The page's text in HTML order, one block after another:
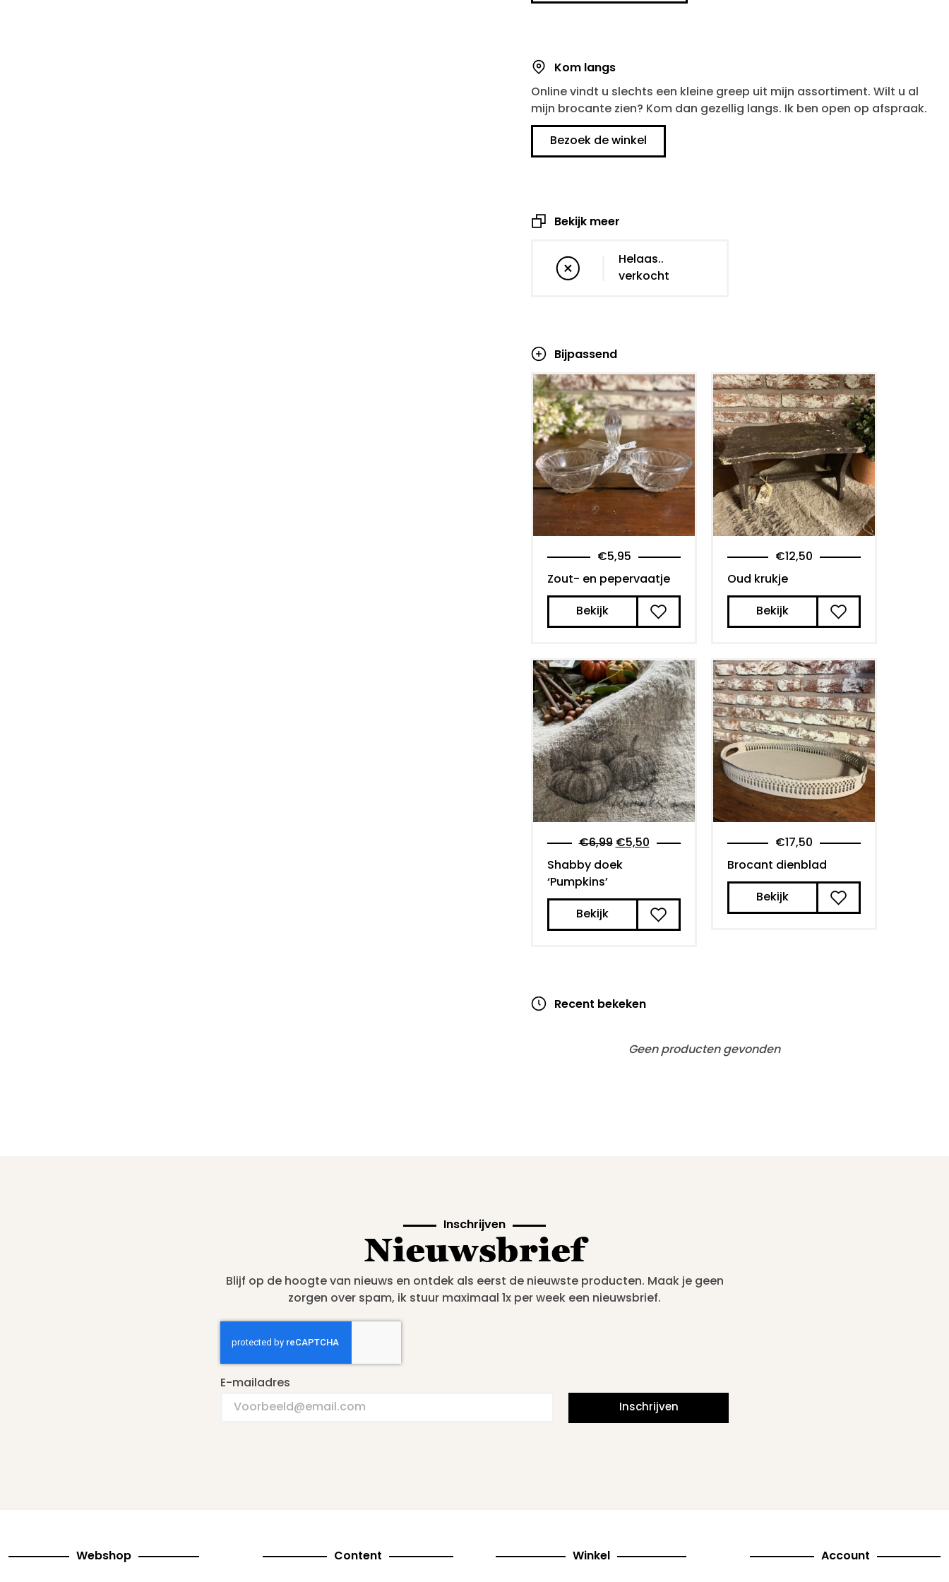
Kom langs
Online vindt u slechts een kleine greep uit mijn assortiment. Wilt u al
mijn brocante zien? Kom dan gezellig langs. Ik ben open op afspraak.
Bezoek de winkel
Bekijk meer
Helaas..
verkocht
Bijpassend
€5,95
Zout- en pepervaatje
Bekijk
€ 12,50
Oud krukje
Bekijk
€6,99 €5,50
Shabby doek
‘Pumpkins’
Bekijk
€ 17,50
Brocant dienblad
Bekijk
Recent bekeken
Geen producten gevonden
Inschrijven
Nieuwsbrief
Blijf op de hoogte van nieuws en ontdek als eerst de nieuwste producten. Maak je geen
zorgen over spam, ik stuur maximaal 1x per week een nieuwsbrief.
E-mailadres
Inschrijven
Webshop Content Winkel Account